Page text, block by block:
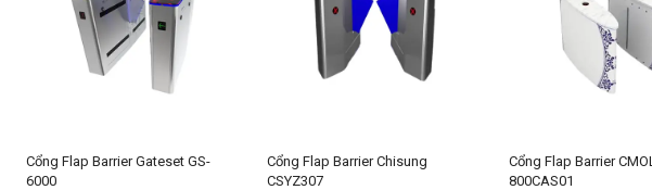
Cổng Flap Barrier Gateset GS-
6000
Cổng Flap Barrier Chisung
CSYZ307
Cổng Flap Barrier
800CAS01